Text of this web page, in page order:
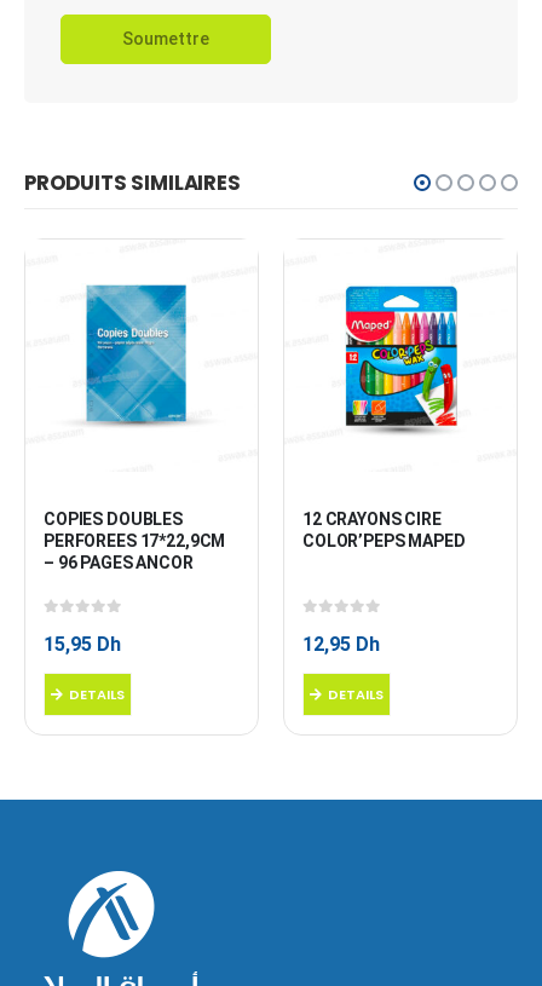
PRODUITS SIMILAIRES
COPIES DOUBLES
PERFOREES 17*22,9CM
– 96 PAGES ANCOR
15,95 Dh
DETAILS
12 CRAYONS CIRE
COLOR’PEPS MAPED
12,95 Dh
DETAILS